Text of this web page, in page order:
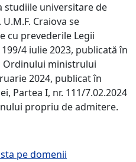
universitare de
Craiova se
cu prevederile Legii
4 iulie 2023, publicată în
Ordinului ministrului
2024, publicat în
Partea I, nr. 111/7.02.2024
propriu de admitere.
pe domenii